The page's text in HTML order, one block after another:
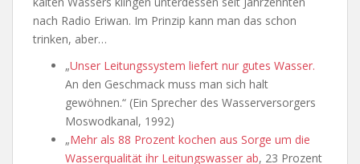
nach Radio Eriwan. Im Prinzip kann man das schon
trinken, aber…
„Unser Leitungssystem liefert nur gutes Wasser.
An den Geschmack muss man sich halt
gewöhnen.“ (Ein Sprecher des Wasserversorgers
Moswodkanal, 1992)
„Mehr als 88 Prozent kochen aus Sorge um die
Wasserqualität ihr Leitungswasser ab, 23 Prozent